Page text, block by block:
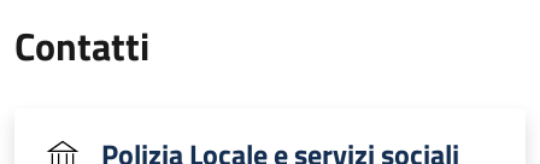
Contatti
Polizia Locale e servizi sociali